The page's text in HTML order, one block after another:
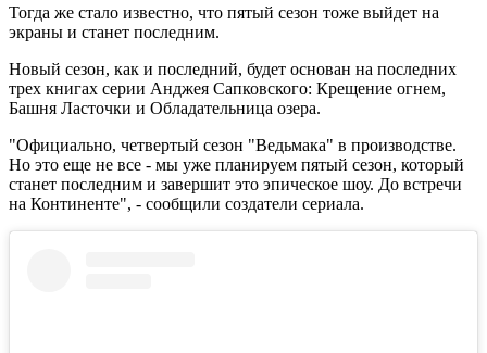
Тогда же стало известно, что пятый сезон тоже выйдет на
экраны и станет последним.
Новый сезон, как и последний, будет основан на последних
трех книгах серии Анджея Сапковского: Крещение огнем,
Башня Ласточки и Обладательница озера.
"Официально, четвертый сезон "Ведьмака" в производстве.
Но это еще не все - мы уже планируем пятый сезон, который
станет последним и завершит это эпическое шоу. До встречи
на Континенте", - сообщили создатели сериала.